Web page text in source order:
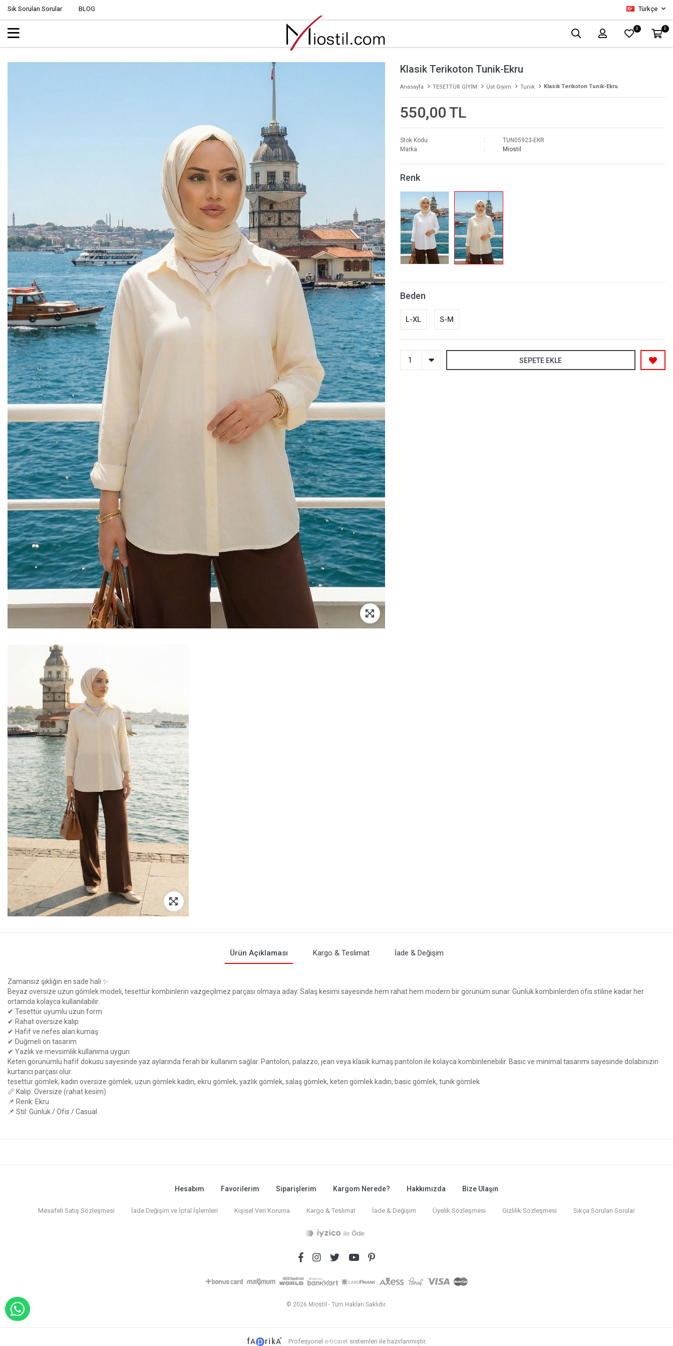
Sık Sorulan Sorular BLOG Türkçe
0 0
Klasik Terikoton Tunik-Ekru
Anasayfa TESETTÜR GİYİM Üst Giyim Tunik Klasik Terikoton Tunik-Ekru
550,00 TL
Stok Kodu
TUN05923-EKR
Marka
Miostil
Renk
Beden
L-XL S-M
SEPETE EKLE
Ürün Açıklaması Kargo & Teslimat İade & Değişim
Zamansız şıklığın en sade hali ✨
Beyaz oversize uzun gömlek modeli, tesettür kombinlerin vazgeçilmez parçası olmaya aday. Salaş kesimi sayesinde hem rahat hem modern bir görünüm sunar. Günlük kombinlerden ofis stiline kadar her
ortamda kolayca kullanılabilir.
✔ Tesettür uyumlu uzun form
✔ Rahat oversize kalıp
✔ Hafif ve nefes alan kumaş
✔ Düğmeli ön tasarım
✔ Yazlık ve mevsimlik kullanıma uygun
Keten görünümlü hafif dokusu sayesinde yaz aylarında ferah bir kullanım sağlar. Pantolon, palazzo, jean veya klasik kumaş pantolon ile kolayca kombinlenebilir. Basic ve minimal tasarımı sayesinde dolabınızın
kurtarıcı parçası olur.
tesettür gömlek, kadın oversize gömlek, uzun gömlek kadın, ekru gömlek, yazlık gömlek, salaş gömlek, keten gömlek kadın, basic gömlek, tunik gömlek
📏 Kalıp: Oversize (rahat kesim)
📌 Renk: Ekru
📌 Stil: Günlük / Ofis / Casual
Hesabım Favorilerim Siparişlerim Kargom Nerede? Hakkımızda Bize Ulaşın
Mesafeli Satış Sözleşmesi İade Değişim ve İptal İşlemleri Kişisel Veri Koruma Kargo & Teslimat İade & Değişim Üyelik Sözleşmesi Gizlilik Sözleşmesi Sıkça Sorulan Sorular
© 2026 Miostil - Tüm Hakları Saklıdır.
Profesyonel e-ticaret sistemleri ile hazırlanmıştır.